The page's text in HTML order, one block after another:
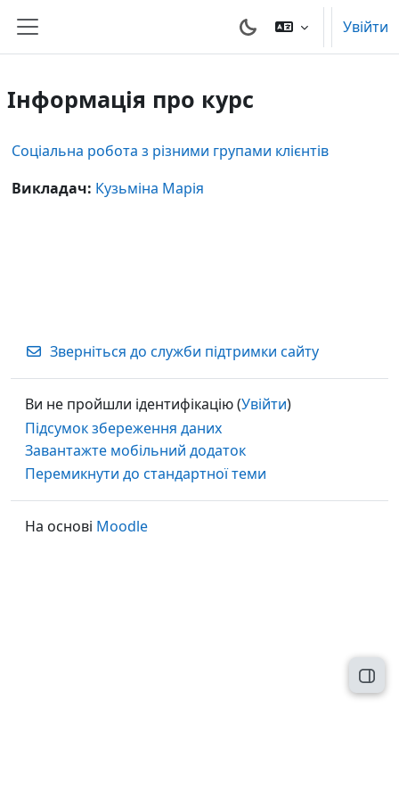
Бокова панель
Увійти
Інформація про курс
Соціальна робота з різними групами клієнтів
Викладач: Кузьміна Марія
Зверніться до служби підтримки сайту
Ви не пройшли ідентифікацію (Увійти)
Підсумок збереження даних
Завантажте мобільний додаток
Перемикнути до стандартної теми
На основі Moodle